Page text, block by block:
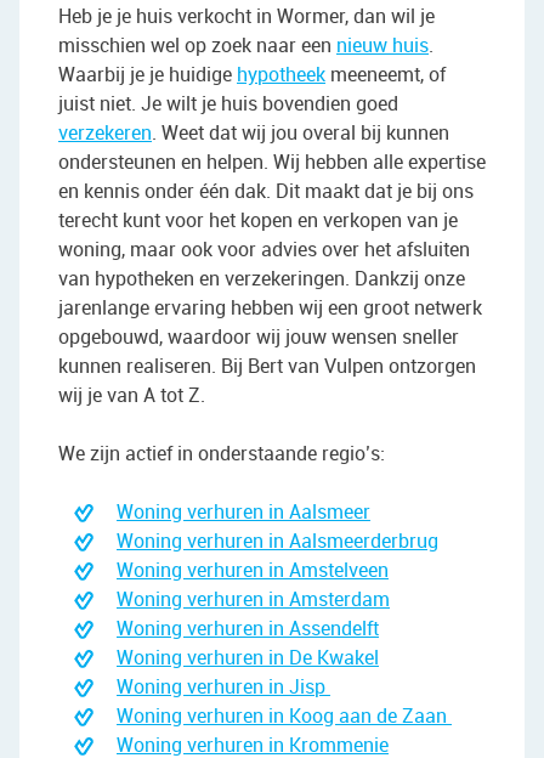
Heb je je huis verkocht in Wormer, dan wil je
misschien wel op zoek naar een nieuw huis.
Waarbij je je huidige hypotheek meeneemt, of
juist niet. Je wilt je huis bovendien goed
verzekeren. Weet dat wij jou overal bij kunnen
ondersteunen en helpen. Wij hebben alle expertise
en kennis onder één dak. Dit maakt dat je bij ons
terecht kunt voor het kopen en verkopen van je
woning, maar ook voor advies over het afsluiten
van hypotheken en verzekeringen. Dankzij onze
jarenlange ervaring hebben wij een groot netwerk
opgebouwd, waardoor wij jouw wensen sneller
kunnen realiseren. Bij Bert van Vulpen ontzorgen
wij je van A tot Z.
We zijn actief in onderstaande regio’s:
Woning verhuren in Aalsmeer
Woning verhuren in Aalsmeerderbrug
Woning verhuren in Amstelveen
Woning verhuren in Amsterdam
Woning verhuren in Assendelft
Woning verhuren in De Kwakel
Woning verhuren in Jisp
Woning verhuren in Koog aan de Zaan
Woning verhuren in Krommenie